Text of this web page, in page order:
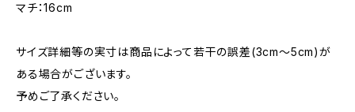
マチ：16cm
サイズ詳細等の実寸は商品によって若干の誤差(3cm〜5cm)が
ある場合がございます。
予めご了承ください。